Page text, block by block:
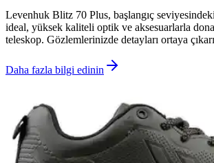
Levenhuk Blitz 70 Plus, başlangıç
ideal, yüksek kaliteli optik ve aksesuarlarla
teleskop. Gözlemlerinizde detayları ortaya
Daha fazla bilgi edinin